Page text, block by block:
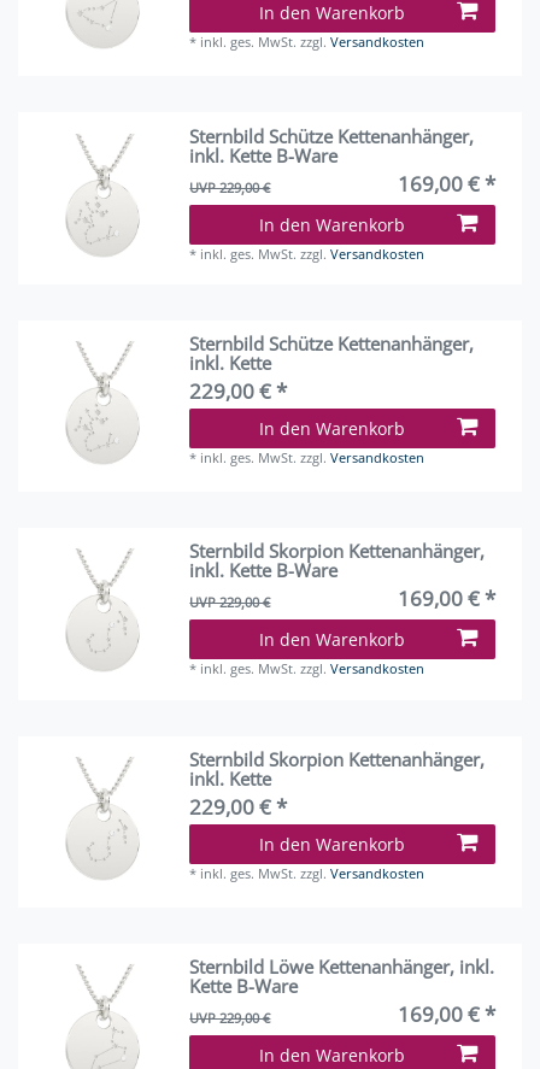
In den Warenkorb
* inkl. ges. MwSt. zzgl.Versandkosten
Sternbild Schütze Kettenanhänger,
inkl. Kette B-Ware
UVP 229,00 € 169,00 € *
In den Warenkorb
* inkl. ges. MwSt. zzgl.Versandkosten
Sternbild Schütze Kettenanhänger,
inkl. Kette
229,00 € *
In den Warenkorb
* inkl. ges. MwSt. zzgl.Versandkosten
Sternbild Skorpion Kettenanhänger,
inkl. Kette B-Ware
UVP 229,00 € 169,00 € *
In den Warenkorb
* inkl. ges. MwSt. zzgl.Versandkosten
Sternbild Skorpion Kettenanhänger,
inkl. Kette
229,00 € *
In den Warenkorb
* inkl. ges. MwSt. zzgl.Versandkosten
Sternbild Löwe Kettenanhänger, inkl.
Kette B-Ware
UVP 229,00 € 169,00 € *
In den Warenkorb